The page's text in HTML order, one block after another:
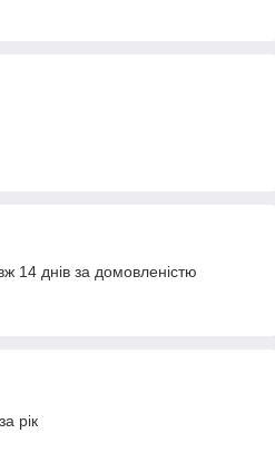
14 днів за домовленістю
рік